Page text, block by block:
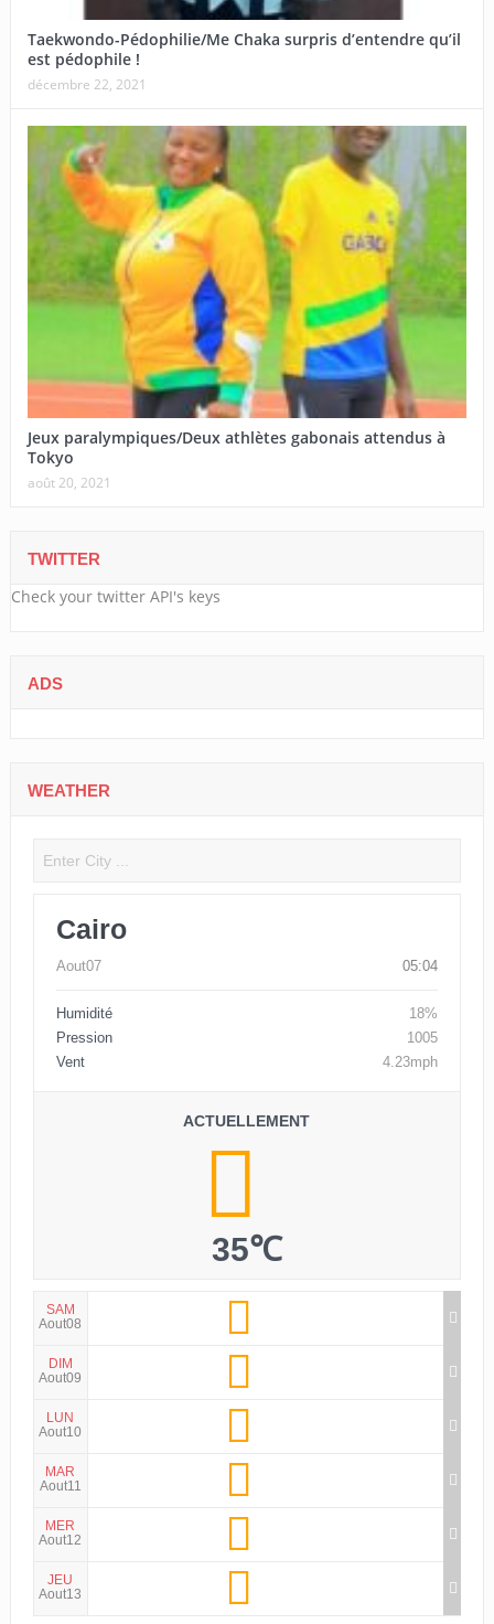
Taekwondo-Pédophilie/Me Chaka surpris d’entendre qu’il
est pédophile !
décembre 22, 2021
Jeux paralympiques/Deux athlètes gabonais attendus à
Tokyo
août 20, 2021
TWITTER
Check your twitter API's keys
ADS
WEATHER
Cairo
Aout07 05:04
Humidité
18%
Pression
1005
Vent
4.23mph
ACTUELLEMENT
35℃
SAM
Aout08
DIM
Aout09
LUN
Aout10
MAR
Aout11
MER
Aout12
JEU
Aout13